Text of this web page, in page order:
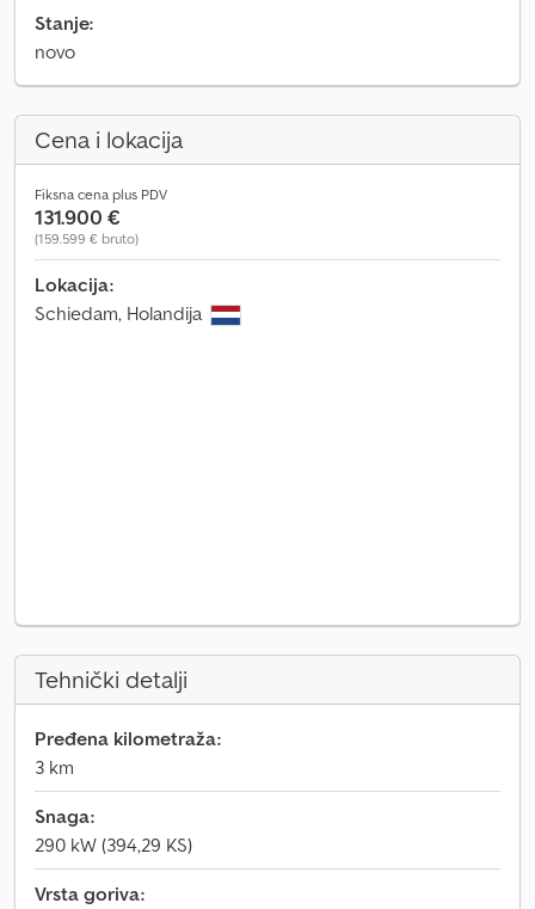
Stanje:
novo
Cena i lokacija
Fiksna cena plus PDV
131.900 €
(159.599 € bruto)
Lokacija:
Schiedam, Holandija
Tehnički detalji
Pređena kilometraža:
3 km
Snaga:
290 kW (394,29 KS)
Vrsta goriva: